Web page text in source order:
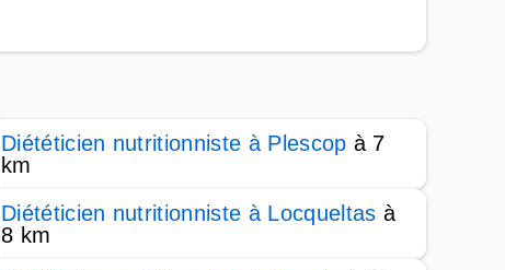
Diététicien nutritionniste à Plescop à 7
km
Diététicien nutritionniste à Locqueltas à
8 km